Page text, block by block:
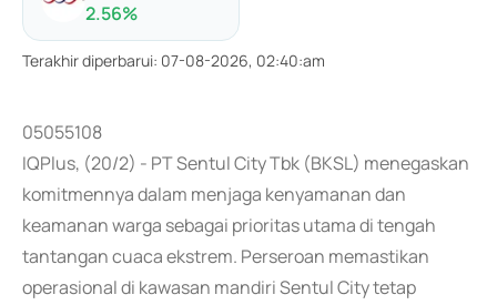
2.56%
Terakhir diperbarui: 07-08-2026, 02:40:am
05055108
IQPlus, (20/2) - PT Sentul City Tbk (BKSL) menegaskan
komitmennya dalam menjaga kenyamanan dan
keamanan warga sebagai prioritas utama di tengah
tantangan cuaca ekstrem. Perseroan memastikan
operasional di kawasan mandiri Sentul City tetap